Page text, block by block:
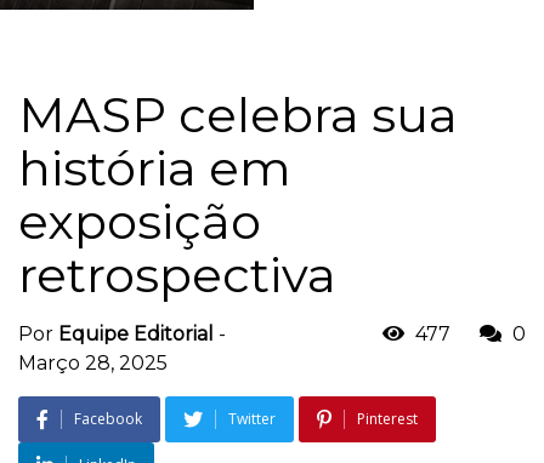
MASP celebra sua
história em
exposição
retrospectiva
Por Equipe Editorial -
Março 28, 2025
477 0
Facebook Twitter Pinterest